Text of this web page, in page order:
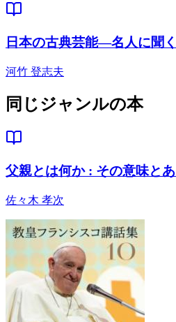
日本の古典芸能―名人に聞
河竹 登志夫
同じジャンルの本
父親とは何か : その意味と
佐々木 孝次